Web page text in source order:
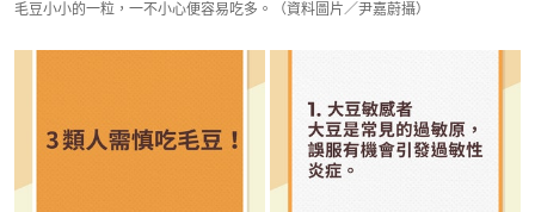
毛豆小小的一粒，一不小心便容易吃多。（資料圖片／尹嘉蔚攝）